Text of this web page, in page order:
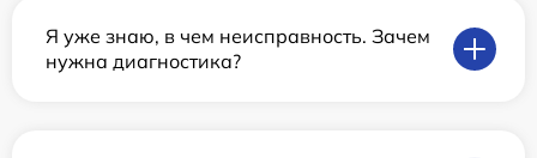
Я уже знаю, в чем неисправность. Зачем
нужна диагностика?